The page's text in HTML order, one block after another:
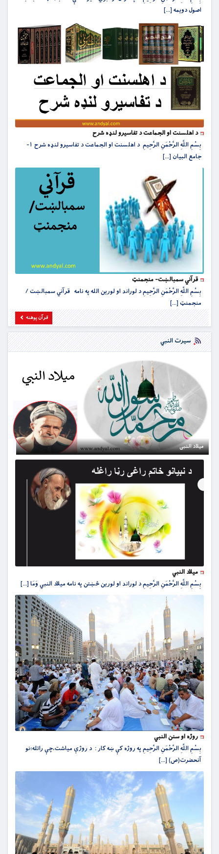
اصول دویمه [...]
د اهلسنت او الجماعت د تفاسیرو لنډه شرح
بِسْمِ اللَّهِ الرَّحْمَنِ الرَّحِيمِ د اهلسنت او الجماعت د تفاسیرو لنډه شرح ۱-
جامع‏ البيان [...]
قرآني سمبالښت- منجمنټ
بِسْمِ اللَّهِ الرَّحْمَنِ الرَّحِيمِ د لوراند او لورین الله په نامه قرآني سمبالښت /
منجمنټ [...]
قرآن پوهنه
سیرت النبي
میلاد النبی
میلاد النبي
بِسْمِ اللَّهِ الرَّحْمَنِ الرَّحِيمِ د لوراند او لورین څښتن په نامه ميلاد النبي وَمَا [...]
روژه او سنن النبي
بِسْمِ اللَّهِ الرَّحْمَنِ الرَّحِيمِ په روژه کې ښه کار : د روژې مياشت،چې راتله؛نو
آنحضرت(ص) [...]